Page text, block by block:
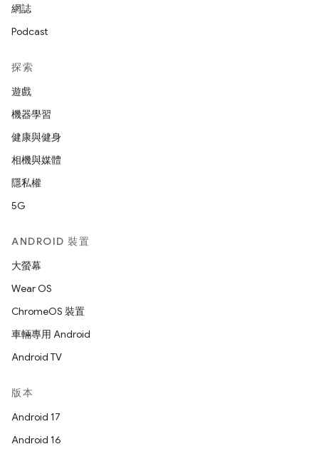
網誌
Podcast
探索
遊戲
機器學習
健康與健身
相機與媒體
隱私權
5G
ANDROID 裝置
大螢幕
Wear OS
ChromeOS 裝置
車輛專用 Android
Android TV
版本
Android 17
Android 16